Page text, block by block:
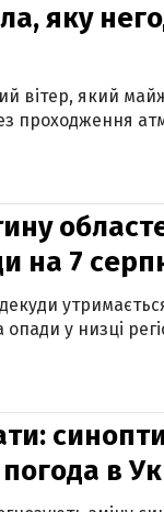
яку
вітер, який
проходження
на 7
у низці
в